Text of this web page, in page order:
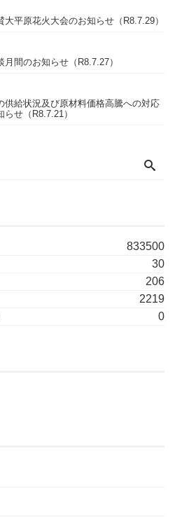
平原花火大会のお知らせ（R8.7.29）
間のお知らせ（R8.7.27）
供給状況及び原材料価格高騰への対応
せ（R8.7.21）
833500
30
206
2219
0